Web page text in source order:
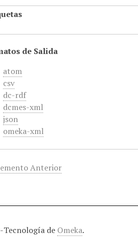
de Salida
atom
csv
dc-rdf
dcmes-xml
json
omeka-xml
Anterior
Tecnología de Omeka.